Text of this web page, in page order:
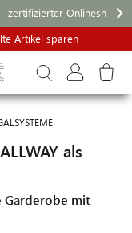
zertifizierter Onlineshop
Artikel sparen
als
Garderobe mit